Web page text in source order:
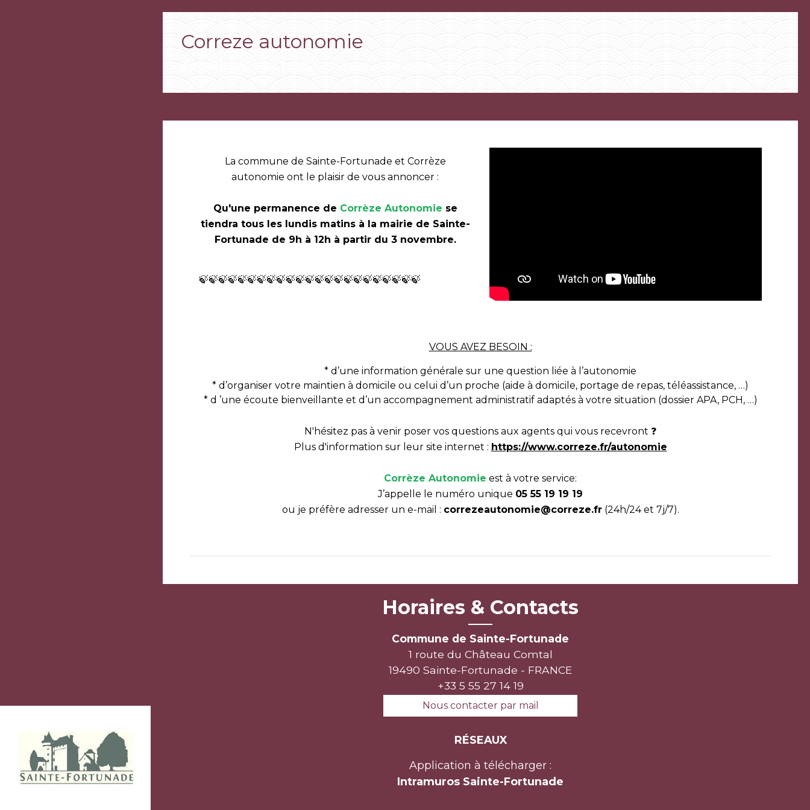
Correze autonomie
La commune de Sainte-Fortunade et Corrèze
autonomie ont le plaisir de vous annoncer :
Qu'une permanence de Corrèze Autonomie se
tiendra tous les lundis matins à la mairie de Sainte-
Fortunade de 9h à 12h à partir du 3 novembre.
🍃🍃🍃🍃🍃🍃🍃🍃🍃🍃🍃🍃🍃🍃🍃🍃🍃🍃🍃🍃🍃🍃🍃
VOUS AVEZ BESOIN :
* d’une information générale sur une question liée à l’autonomie
* d’organiser votre maintien à domicile ou celui d’un proche (aide à domicile, portage de repas, téléassistance, …)
* d ’une écoute bienveillante et d’un accompagnement administratif adaptés à votre situation (dossier APA, PCH, …)
N'hésitez pas à venir poser vos questions aux agents qui vous recevront ❓
Plus d'information sur leur site internet : https://www.correze.fr/autonomie
Corrèze Autonomie est à votre service:
J’appelle le numéro unique 05 55 19 19 19
ou je préfère adresser un e-mail : correzeautonomie@correze.fr(24h/24 et 7j/7).
Horaires & Contacts
Commune de Sainte-Fortunade
1 route du Château Comtal
19490 Sainte-Fortunade - FRANCE
+33 5 55 27 14 19
Nous contacter par mail
RÉSEAUX
Application à télécharger :
Intramuros Sainte-Fortunade